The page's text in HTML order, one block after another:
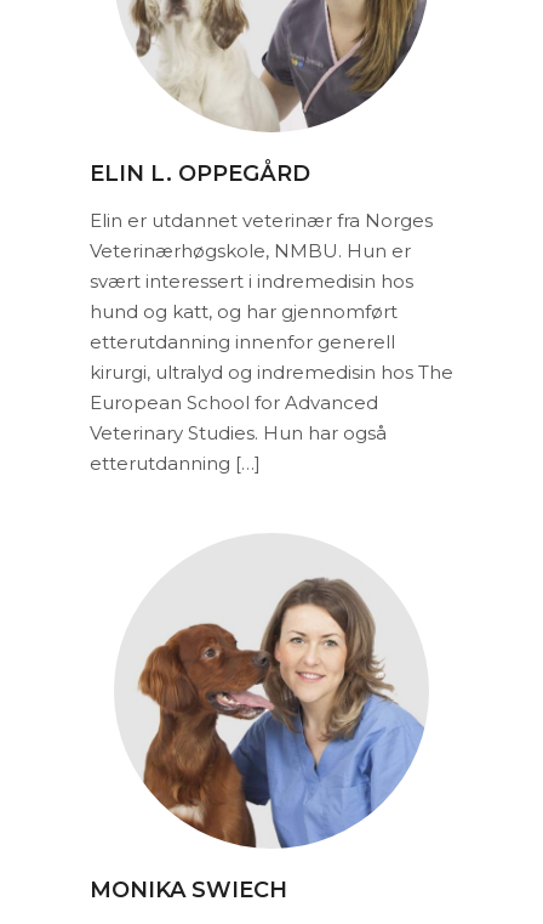
ELIN L. OPPEGÅRD
Elin er utdannet veterinær fra Norges
Veterinærhøgskole, NMBU. Hun er
svært interessert i indremedisin hos
hund og katt, og har gjennomført
etterutdanning innenfor generell
kirurgi, ultralyd og indremedisin hos The
European School for Advanced
Veterinary Studies. Hun har også
etterutdanning […]
MONIKA SWIECH